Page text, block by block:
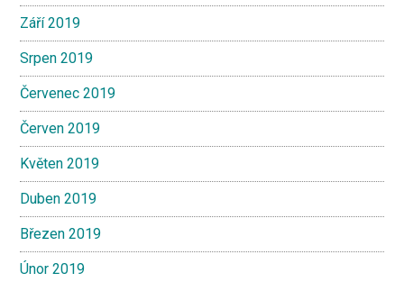
Září 2019
Srpen 2019
Červenec 2019
Červen 2019
Květen 2019
Duben 2019
Březen 2019
Únor 2019